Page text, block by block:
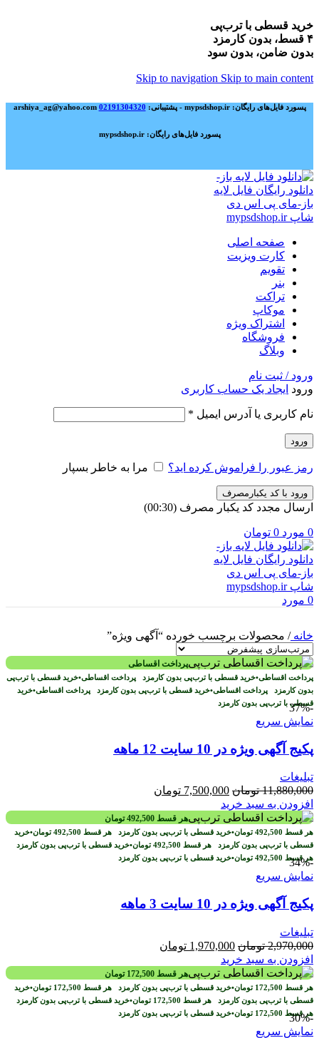
خرید قسطی با ترب‌پی
۴ قسط، بدون کارمزد
بدون ضامن، بدون سود
Skip to navigation Skip to main content
پسورد فایل‌های رایگان: mypsdshop.ir - پشتیبانی: arshiya_ag@yahoo.com 02191304320
پسورد فایل‌های رایگان: mypsdshop.ir
صفحه اصلی
کارت ویزیت
تقویم
بنر
تراکت
موکاپ
اشتراک ویژه
فروشگاه
وبلاگ
ورود / ثبت نام
ورود ایجاد یک حساب کاربری
نام کاربری یا آدرس ایمیل *
ورود
رمز عبور را فراموش کرده اید؟ مرا به خاطر بسپار
ورود با کد یکبارمصرف
ارسال مجدد کد یکبار مصرف (00:
30
)
0 مورد 0 تومان
0 مورد
خانه/ محصولات برچسب خورده “آگهی ویژه”
پرداخت اقساطی
پرداخت اقساطی•خرید قسطی با ترب‌پی بدون کارمزد پرداخت اقساطی•خرید قسطی با ترب‌پی
بدون کارمزد پرداخت اقساطی•خرید قسطی با ترب‌پی بدون کارمزد پرداخت اقساطی•خرید
قسطی با ترب‌پی بدون کارمزد
-37%
نمایش سریع
پکیج آگهی ویژه در 10 سایت 12 ماهه
تبلیغات
11,880,000 تومان قیمت
اصلی
11,880,000 تومان
بود.
7,500,000 تومان
7,500,000 تومان
است.
افزودن به سبد خرید
هر قسط 492,500 تومان
هر قسط 492,500 تومان•خرید قسطی با ترب‌پی بدون کارمزد هر قسط 492,500 تومان•خرید
قسطی با ترب‌پی بدون کارمزد هر قسط 492,500 تومان•خرید قسطی با ترب‌پی بدون کارمزد
هر قسط 492,500 تومان•خرید قسطی با ترب‌پی بدون کارمزد
-34%
نمایش سریع
پکیج آگهی ویژه در 10 سایت 3 ماهه
تبلیغات
2,970,000 تومان قیمت
اصلی
2,970,000 تومان
بود.
1,970,000 تومان
1,970,000 تومان
است.
افزودن به سبد خرید
هر قسط 172,500 تومان
هر قسط 172,500 تومان•خرید قسطی با ترب‌پی بدون کارمزد هر قسط 172,500 تومان•خرید
قسطی با ترب‌پی بدون کارمزد هر قسط 172,500 تومان•خرید قسطی با ترب‌پی بدون کارمزد
هر قسط 172,500 تومان•خرید قسطی با ترب‌پی بدون کارمزد
-30%
نمایش سریع